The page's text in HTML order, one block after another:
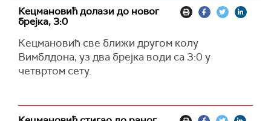
Кецмановић долази до новог
брејка, 3:0
Кецмановић све ближи другом колу
Вимблдона, уз два брејка води са 3:0 у
четвртом сету.